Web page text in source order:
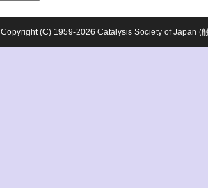
Copyright (C) 1959-2026 Catalysis Society of Japan (